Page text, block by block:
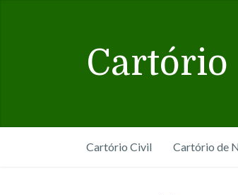
Cartório
Cartório Civil Cartório de